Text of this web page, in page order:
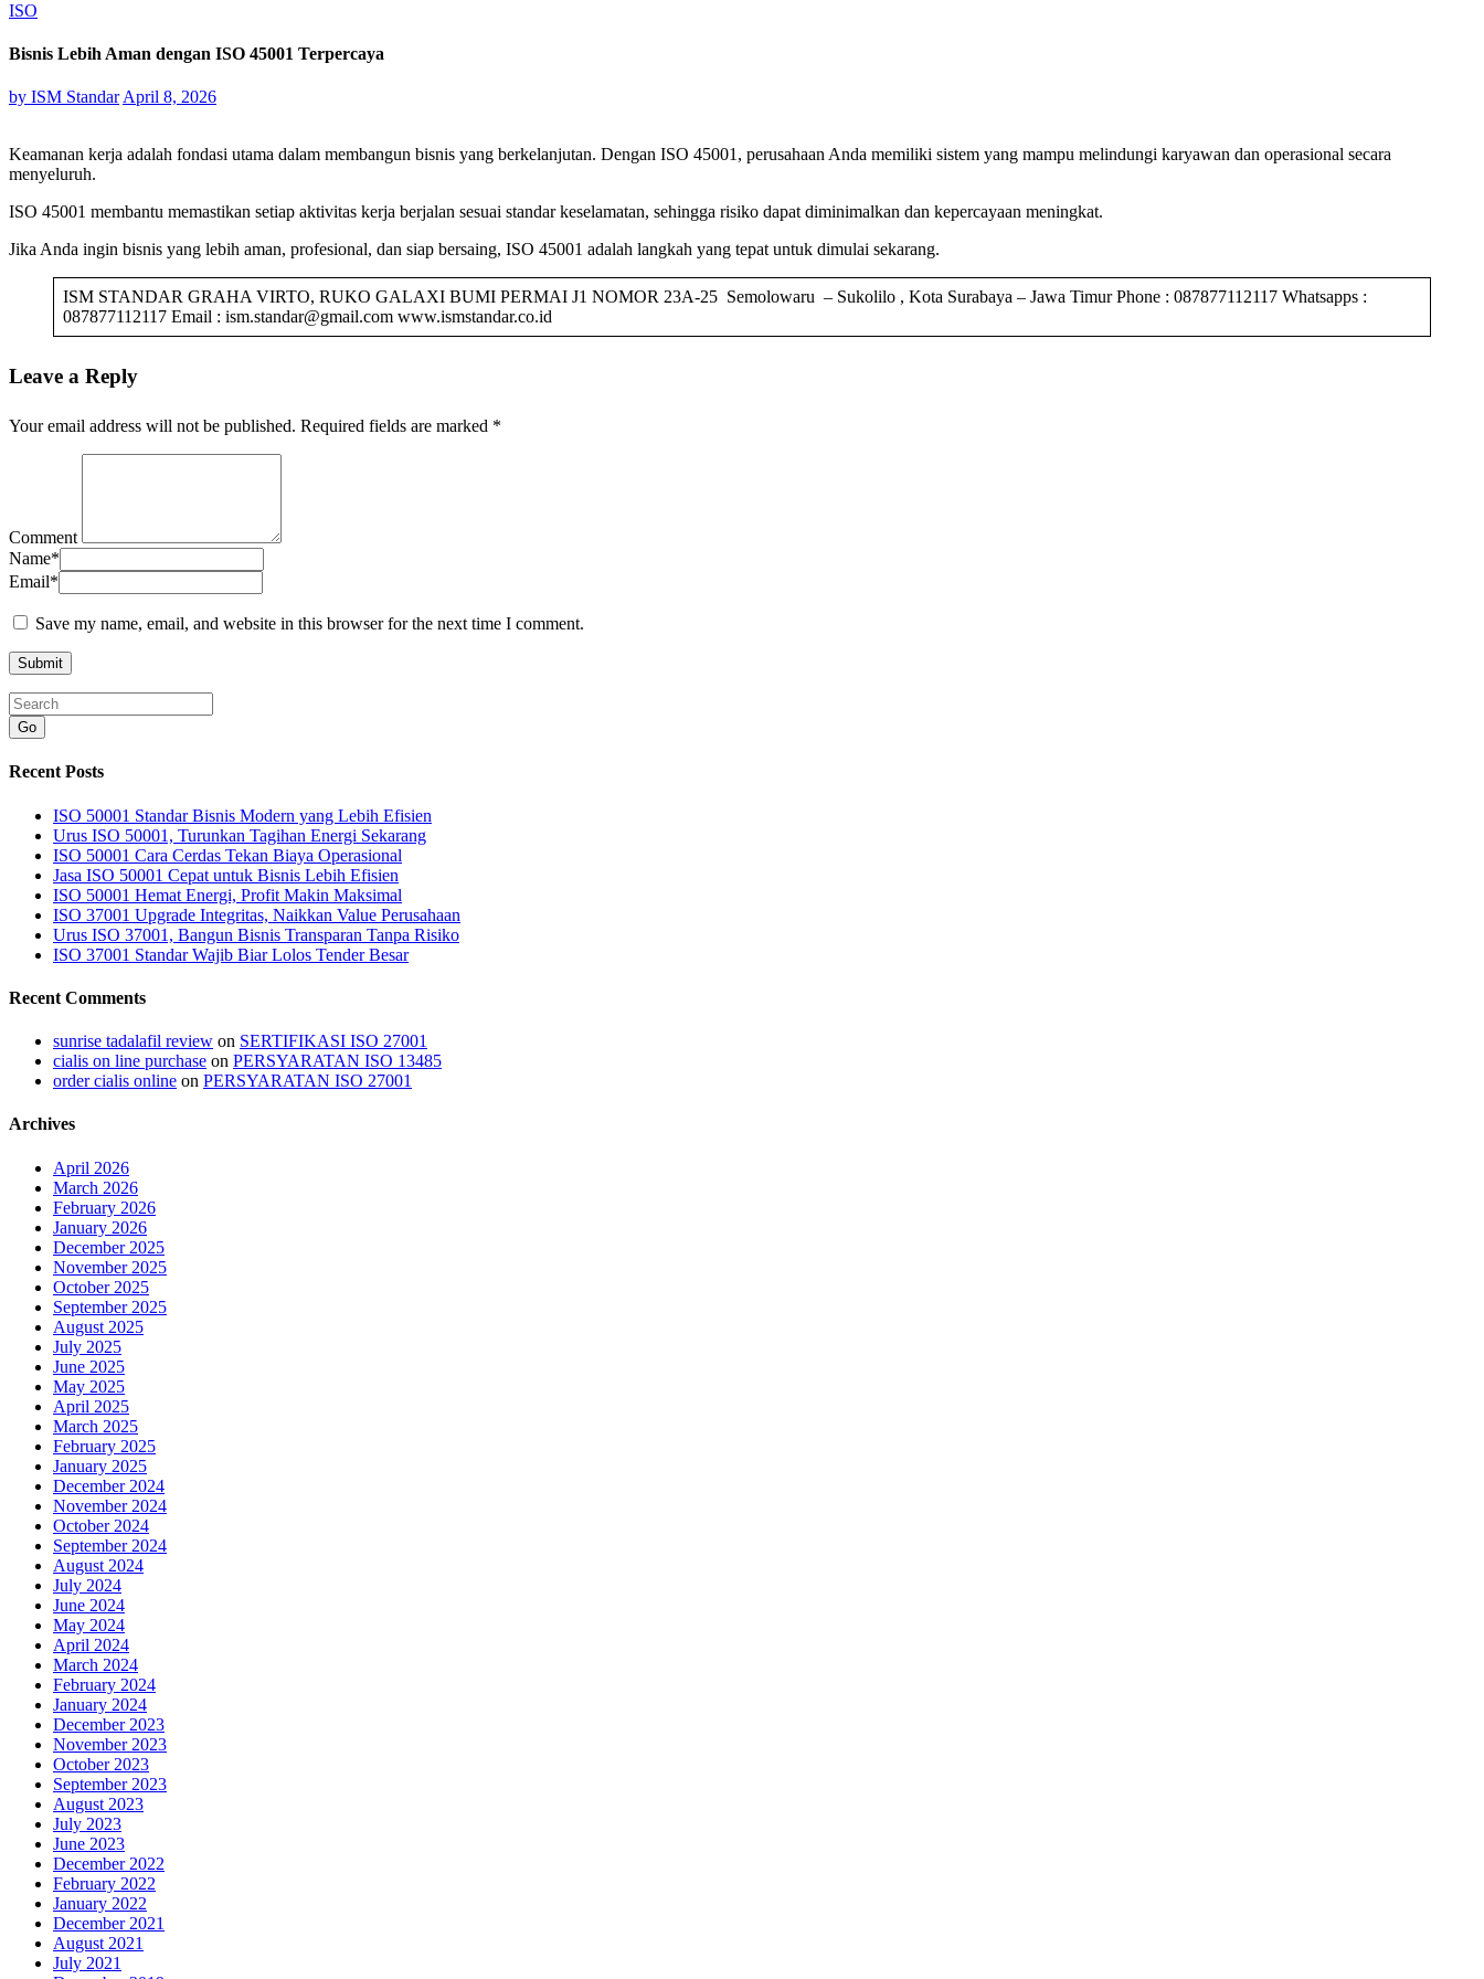
ISO
Bisnis Lebih Aman dengan ISO 45001 Terpercaya
by ISM Standar April 8, 2026
Keamanan kerja adalah fondasi utama dalam membangun bisnis yang berkelanjutan. Dengan ISO 45001, perusahaan Anda memiliki sistem yang mampu melindungi karyawan dan operasional secara
menyeluruh.
ISO 45001 membantu memastikan setiap aktivitas kerja berjalan sesuai standar keselamatan, sehingga risiko dapat diminimalkan dan kepercayaan meningkat.
Jika Anda ingin bisnis yang lebih aman, profesional, dan siap bersaing, ISO 45001 adalah langkah yang tepat untuk dimulai sekarang.
ISM STANDAR GRAHA VIRTO, RUKO GALAXI BUMI PERMAI J1 NOMOR 23A-25 Semolowaru – Sukolilo , Kota Surabaya – Jawa Timur Phone : 087877112117 Whatsapps :
087877112117 Email : ism.standar@gmail.com www.ismstandar.co.id
Leave a Reply
Your email address will not be published. Required fields are marked *
Comment
Name*
Email*
Save my name, email, and website in this browser for the next time I comment.
Go
Recent Posts
ISO 50001 Standar Bisnis Modern yang Lebih Efisien
Urus ISO 50001, Turunkan Tagihan Energi Sekarang
ISO 50001 Cara Cerdas Tekan Biaya Operasional
Jasa ISO 50001 Cepat untuk Bisnis Lebih Efisien
ISO 50001 Hemat Energi, Profit Makin Maksimal
ISO 37001 Upgrade Integritas, Naikkan Value Perusahaan
Urus ISO 37001, Bangun Bisnis Transparan Tanpa Risiko
ISO 37001 Standar Wajib Biar Lolos Tender Besar
Recent Comments
sunrise tadalafil review on SERTIFIKASI ISO 27001
cialis on line purchase on PERSYARATAN ISO 13485
order cialis online on PERSYARATAN ISO 27001
Archives
April 2026
March 2026
February 2026
January 2026
December 2025
November 2025
October 2025
September 2025
August 2025
July 2025
June 2025
May 2025
April 2025
March 2025
February 2025
January 2025
December 2024
November 2024
October 2024
September 2024
August 2024
July 2024
June 2024
May 2024
April 2024
March 2024
February 2024
January 2024
December 2023
November 2023
October 2023
September 2023
August 2023
July 2023
June 2023
December 2022
February 2022
January 2022
December 2021
August 2021
July 2021